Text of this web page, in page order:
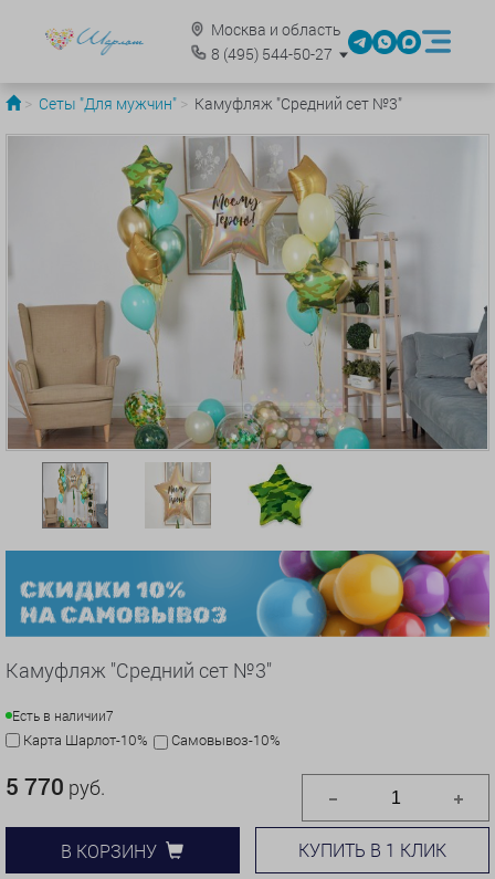
Москва и область
8 (495)544-50-27
Сеты "Для мужчин" Камуфляж "Средний сет №3"
Камуфляж "Средний сет №3"
Есть в наличии7
Карта Шарлот-10% Самовывоз-10%
5 770 руб.
В КОРЗИНУ КУПИТЬ В 1 КЛИК